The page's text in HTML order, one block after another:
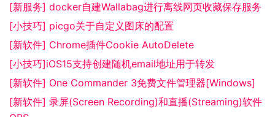
[新服务] docker自建Wallabag进行离线网页收藏保存服务
[小技巧] picgo关于自定义图床的配置
[新软件] Chrome插件Cookie AutoDelete
[小技巧]iOS15支持创建随机email地址用于转发
[新软件] One Commander 3免费文件管理器[Windows]
[新软件] 录屏(Screen Recording)和直播(Streaming)软件